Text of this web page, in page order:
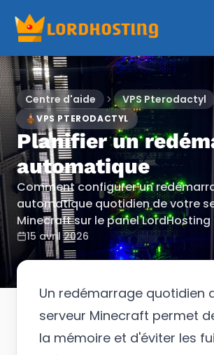
Centre d'aide VPS Pterodactyl
VPS PTERODACTYL
Planifier un
automatique
Comment configurer un
automatique quotidien de votre
Minecraft sur le panel LordHosting
15 avril 2026
Un redémarrage quotidien
serveur Minecraft permet
la mémoire et d'éviter les